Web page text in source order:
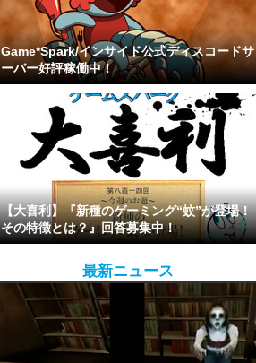
Game*Spark/インサイド公式ディスコードサ
ーバー好評稼働中！
【大喜利】『新種のゲーミング“蚊”が登場！
その特徴とは？』回答募集中！
最新ニュース